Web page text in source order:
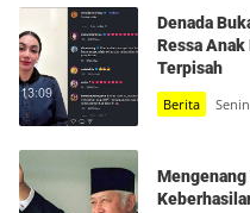
Denada
Ressa
Terpisah
Berita